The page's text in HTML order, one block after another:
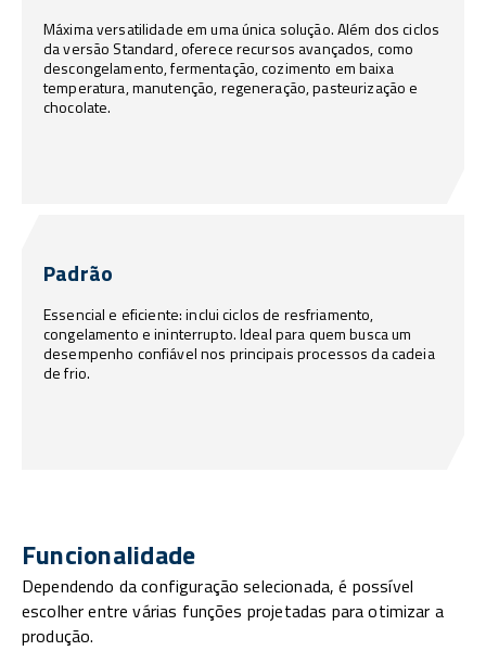
Máxima versatilidade em uma única solução. Além dos ciclos
da versão Standard, oferece recursos avançados, como
descongelamento, fermentação, cozimento em baixa
temperatura, manutenção, regeneração, pasteurização e
chocolate.
Padrão
Essencial e eficiente: inclui ciclos de resfriamento,
congelamento e ininterrupto. Ideal para quem busca um
desempenho confiável nos principais processos da cadeia
de frio.
Funcionalidade
Dependendo da configuração selecionada, é possível
escolher entre várias funções projetadas para otimizar a
produção.